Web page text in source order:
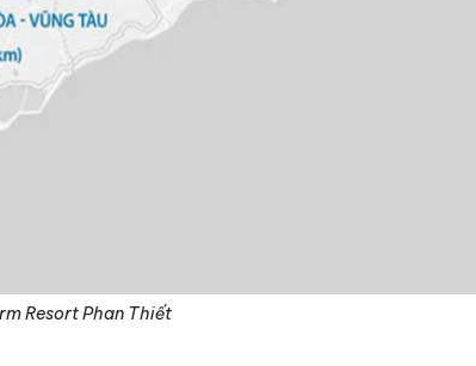
Resort Phan Thiết